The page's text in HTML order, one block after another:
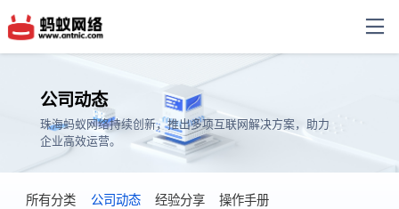
公司动态
珠海蚂蚁网络持续创新，推出多项互联网解决方案，助力
企业高效运营。
所有分类 公司动态 经验分享 操作手册